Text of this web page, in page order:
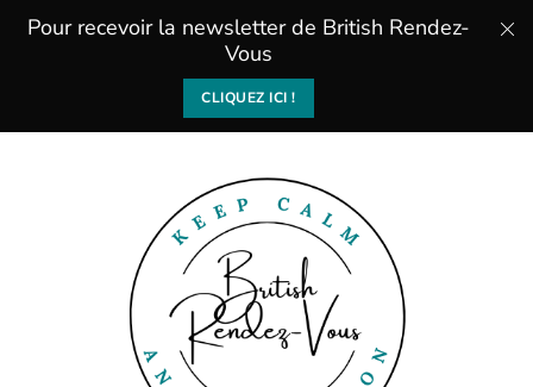
Pour recevoir la newsletter de British Rendez-
Vous
CLIQUEZ ICI !